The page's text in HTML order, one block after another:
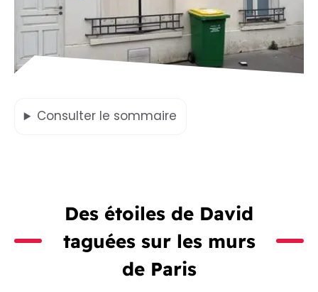
Consulter le sommaire
Des étoiles de David
taguées sur les murs
de Paris